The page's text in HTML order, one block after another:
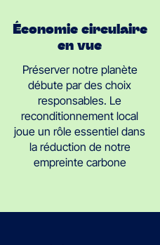
Économie circulaire
en vue
Préserver notre planète
débute par des choix
responsables. Le
reconditionnement local
joue un rôle essentiel dans
la réduction de notre
empreinte carbone